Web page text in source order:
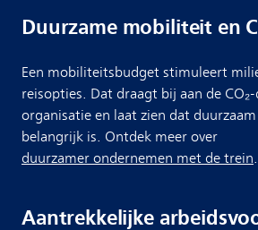
Duurzame mobiliteit en
Een mobiliteitsbudget stimuleert
reisopties. Dat draagt bij aan de
organisatie en laat zien dat
belangrijk is. Ontdek meer over
duurzamer ondernemen met de trein.
Aantrekkelijke